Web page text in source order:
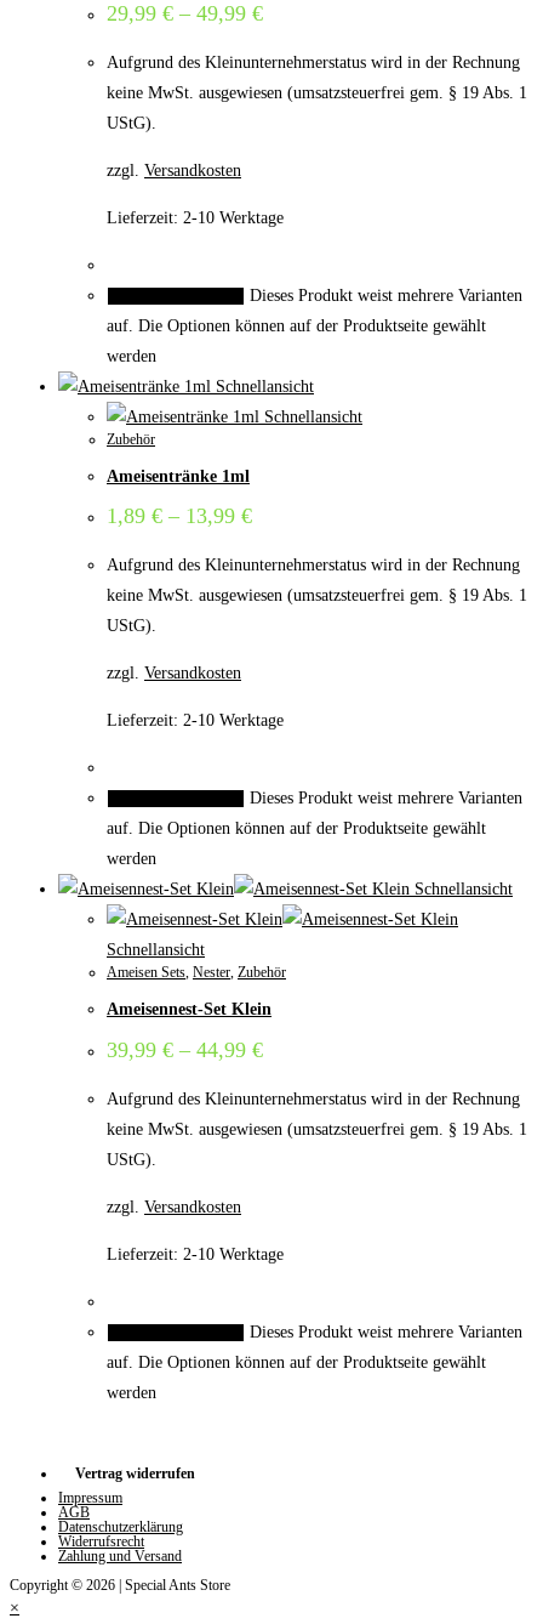
29,99 € – 49,99 €
Aufgrund des Kleinunternehmerstatus wird in der Rechnung
keine MwSt. ausgewiesen (umsatzsteuerfrei gem. § 19 Abs. 1
UStG).
zzgl. Versandkosten
Lieferzeit: 2-10 Werktage
Dieses Produkt weist mehrere Varianten
auf. Die Optionen können auf der Produktseite gewählt
werden
Schnellansicht
Schnellansicht
Zubehör
Ameisentränke 1ml
1,89 € – 13,99 €
Aufgrund des Kleinunternehmerstatus wird in der Rechnung
keine MwSt. ausgewiesen (umsatzsteuerfrei gem. § 19 Abs. 1
UStG).
zzgl. Versandkosten
Lieferzeit: 2-10 Werktage
Dieses Produkt weist mehrere Varianten
auf. Die Optionen können auf der Produktseite gewählt
werden
Schnellansicht
Schnellansicht
Ameisen Sets, Nester, Zubehör
Ameisennest-Set Klein
39,99 € – 44,99 €
Aufgrund des Kleinunternehmerstatus wird in der Rechnung
keine MwSt. ausgewiesen (umsatzsteuerfrei gem. § 19 Abs. 1
UStG).
zzgl. Versandkosten
Lieferzeit: 2-10 Werktage
Dieses Produkt weist mehrere Varianten
auf. Die Optionen können auf der Produktseite gewählt
werden
Vertrag widerrufen
Impressum
AGB
Datenschutzerklärung
Widerrufsrecht
Zahlung und Versand
Copyright © 2026 | Special Ants Store
×